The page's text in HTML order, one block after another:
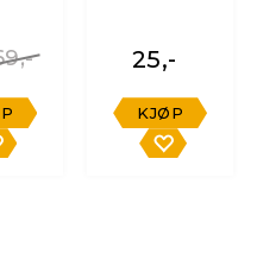
25,-
KJØP